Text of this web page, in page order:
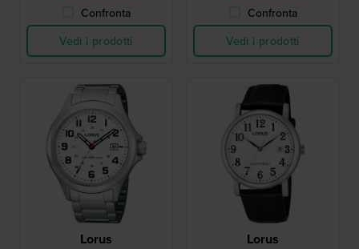
Confronta
Vedi i prodotti
Confronta
Vedi i prodotti
Lorus Lorus